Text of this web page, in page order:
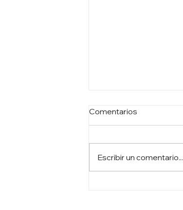
Comentarios
Escribir un comentario...